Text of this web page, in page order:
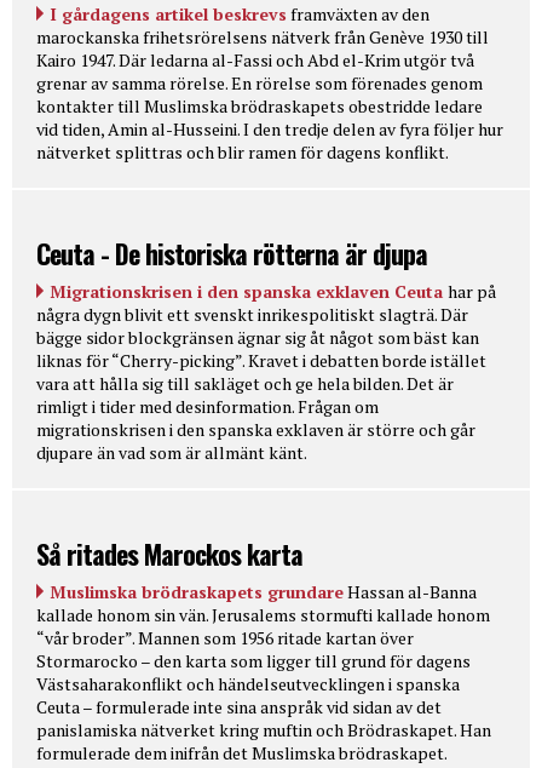
I gårdagens artikel beskrevs framväxten av den
marockanska frihetsrörelsens nätverk från Genève 1930 till
Kairo 1947. Där ledarna al-Fassi och Abd el-Krim utgör två
grenar av samma rörelse. En rörelse som förenades genom
kontakter till Muslimska brödraskapets obestridde ledare
vid tiden, Amin al-Husseini. I den tredje delen av fyra följer hur
nätverket splittras och blir ramen för dagens konflikt.
Ceuta - De historiska rötterna är djupa
Migrationskrisen i den spanska exklaven Ceuta har på
några dygn blivit ett svenskt inrikespolitiskt slagträ. Där
bägge sidor blockgränsen ägnar sig åt något som bäst kan
liknas för “Cherry-picking”. Kravet i debatten borde istället
vara att hålla sig till sakläget och ge hela bilden. Det är
rimligt i tider med desinformation. Frågan om
migrationskrisen i den spanska exklaven är större och går
djupare än vad som är allmänt känt.
Så ritades Marockos karta
Muslimska brödraskapets grundareHassan al-Banna
kallade honom sin vän. Jerusalems stormufti kallade honom
“vår broder”. Mannen som 1956 ritade kartan över
Stormarocko – den karta som ligger till grund för dagens
Västsaharakonflikt och händelseutvecklingen i spanska
Ceuta – formulerade inte sina anspråk vid sidan av det
panislamiska nätverket kring muftin och Brödraskapet. Han
formulerade dem inifrån det Muslimska brödraskapet.